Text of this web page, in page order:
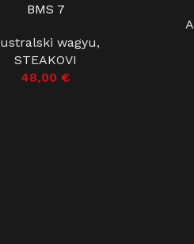
BMS 7
wagyu,
STEAKOVI
48,00€